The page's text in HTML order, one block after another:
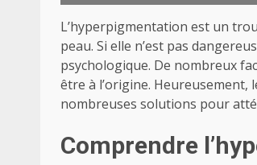
L’hyperpigmentation est un
peau. Si elle n’est pas
psychologique. De nombreux
être à l’origine.
nombreuses solutions pour
Comprendre